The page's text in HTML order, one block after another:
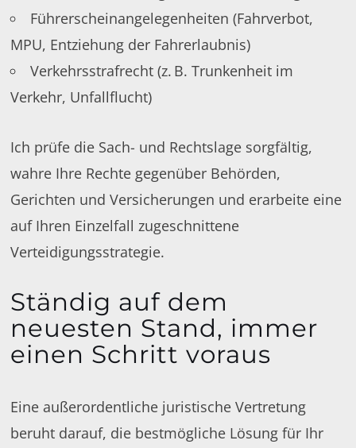
Führerscheinangelegenheiten (Fahrverbot,
MPU, Entziehung der Fahrerlaubnis)
Verkehrsstrafrecht (z. B. Trunkenheit im
Verkehr, Unfallflucht)
Ich prüfe die Sach- und Rechtslage sorgfältig,
wahre Ihre Rechte gegenüber Behörden,
Gerichten und Versicherungen und erarbeite eine
auf Ihren Einzelfall zugeschnittene
Verteidigungsstrategie.
Ständig auf dem
neuesten Stand, immer
einen Schritt voraus
Eine außerordentliche juristische Vertretung
beruht darauf, die bestmögliche Lösung für Ihr